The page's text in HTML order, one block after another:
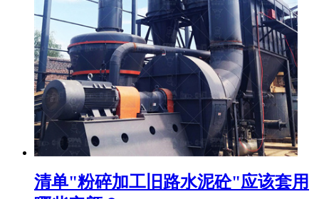
清单"粉碎加工旧路水泥砼"应该套用